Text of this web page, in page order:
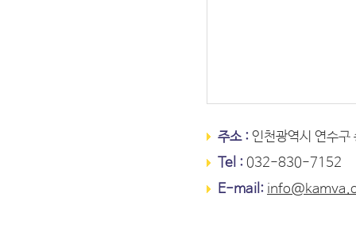
주소 : 인천광역시 연수
Tel : 032-830-7152
E-mail: